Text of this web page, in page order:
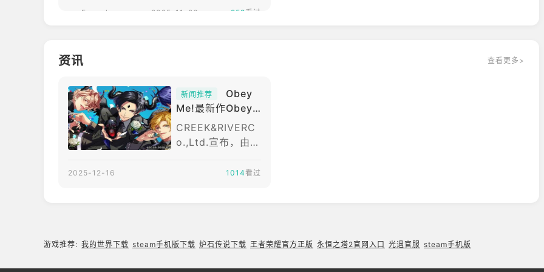
Fegeek 2025-11-26 258看过
资讯 查看更多>
新闻推荐
Me!最新作Obey
Me! Till Death D
o Us Part全球上
CREEK&RIVERC
o.,Ltd.宣布，由旗
「C&RCreativeS
方共同开发的生活
2025-12-16 1014看过
游戏推荐: 我的世界下载 steam手机版下载 炉石传说下载 王者荣耀官方正版 永恒之塔2官网入口 光遇官服 steam手机版